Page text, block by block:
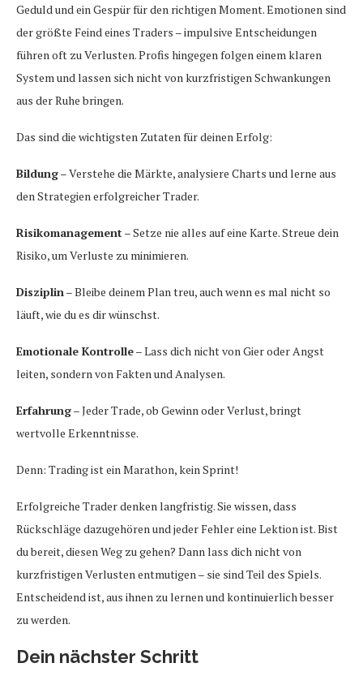
Geduld und ein Gespür für den richtigen Moment. Emotionen sind
der größte Feind eines Traders – impulsive Entscheidungen
führen oft zu Verlusten. Profis hingegen folgen einem klaren
System und lassen sich nicht von kurzfristigen Schwankungen
aus der Ruhe bringen.
Das sind die wichtigsten Zutaten für deinen Erfolg:
Bildung– Verstehe die Märkte, analysiere Charts und lerne aus
den Strategien erfolgreicher Trader.
Risikomanagement – Setze nie alles auf eine Karte. Streue dein
Risiko, um Verluste zu minimieren.
Disziplin – Bleibe deinem Plan treu, auch wenn es mal nicht so
läuft, wie du es dir wünschst.
Emotionale Kontrolle– Lass dich nicht von Gier oder Angst
leiten, sondern von Fakten und Analysen.
Erfahrung– Jeder Trade, ob Gewinn oder Verlust, bringt
wertvolle Erkenntnisse.
Denn: Trading ist ein Marathon, kein Sprint!
Erfolgreiche Trader denken langfristig. Sie wissen, dass
Rückschläge dazugehören und jeder Fehler eine Lektion ist. Bist
du bereit, diesen Weg zu gehen? Dann lass dich nicht von
kurzfristigen Verlusten entmutigen – sie sind Teil des Spiels.
Entscheidend ist, aus ihnen zu lernen und kontinuierlich besser
zu werden.
Dein nächster Schritt